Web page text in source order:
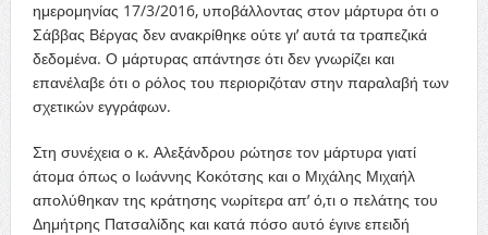
ημερομηνίας 17/3/2016, υποβάλλοντας στον μάρτυρα ότι ο
Σάββας Βέργας δεν ανακρίθηκε ούτε γι’ αυτά τα τραπεζικά
δεδομένα. Ο μάρτυρας απάντησε ότι δεν γνωρίζει και
επανέλαβε ότι ο ρόλος του περιοριζόταν στην παραλαβή των
σχετικών εγγράφων.
Στη συνέχεια ο κ. Αλεξάνδρου ρώτησε τον μάρτυρα γιατί
άτομα όπως ο Ιωάννης Κοκότσης και ο Μιχάλης Μιχαήλ
απολύθηκαν της κράτησης νωρίτερα απ’ ό,τι ο πελάτης του
Δημήτρης Πατσαλίδης και κατά πόσο αυτό έγινε επειδή